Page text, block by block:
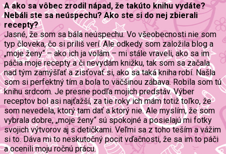
A ako sa vôbec zrodil nápad, že takúto knihu vydáte?
Nebáli ste sa neúspechu? Ako ste si do nej zbierali
recepty?
Jasné, že som sa bála neúspechu. Vo všeobecnosti nie som
typ človeka, čo si príliš verí. Ale odkedy som založila blog a
„moje ženy“ – ako ich ja volám – mi stále vraveli, ako sa im
páčia moje recepty a či nevydám knižku, tak som sa začala
nad tým zamýšľať a zisťovať si, ako sa taká kniha robí. Našla
som si perfektný tím a bola to väčšinou zábava. Robila som tú
knihu srdcom. Je presne podľa mojich predstáv. Výber
receptov bol asi najťažší, za tie roky ich mám totiž toľko, že
som nevedela, ktorý tam dať a ktorý nie. Ale myslím, že som
vybrala dobre, „moje ženy“ sú spokojné a posielajú mi fotky
svojich výtvorov aj s detičkami. Veľmi sa z toho teším a vážim
si to. Dáva mi to neskutočný pocit vďačnosti, že sa im to páči
a ocenili moju ročnú prácu.